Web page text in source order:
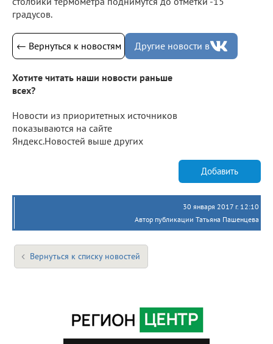
градусов.
← Вернуться к новостям Другие новости в
Хотите читать наши новости раньше
всех?
Новости из приоритетных источников
показываются на сайте
Яндекс.Новостей выше других
Добавить
30 января 2017 г. 12:10
Автор публикации Татьяна Пашенцева
Вернуться к списку новостей